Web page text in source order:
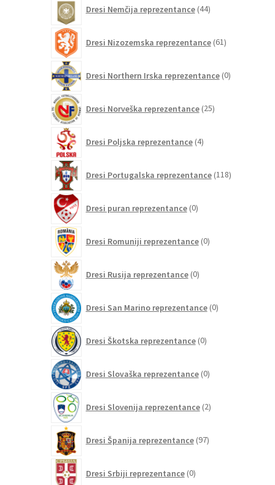
Dresi Nemčija reprezentance 44izdelkov
Dresi Nizozemska reprezentance 61izdelkov
Dresi Northern Irska reprezentance 0izdelkov
Dresi Norveška reprezentance 25izdelkov
Dresi Poljska reprezentance 4izdelki
Dresi Portugalska reprezentance 118izdelkov
Dresi puran reprezentance 0izdelkov
Dresi Romuniji reprezentance 0izdelkov
Dresi Rusija reprezentance 0izdelkov
Dresi San Marino reprezentance 0izdelkov
Dresi Škotska reprezentance 0izdelkov
Dresi Slovaška reprezentance 0izdelkov
Dresi Slovenija reprezentance 2izdelka
Dresi Španija reprezentance 97izdelkov
Dresi Srbiji reprezentance 0izdelkov